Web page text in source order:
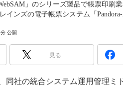
」のシリーズ製品で帳票印刷
インズの電子帳票システム「
公開
見る
同社の統合システム運用管理ミ